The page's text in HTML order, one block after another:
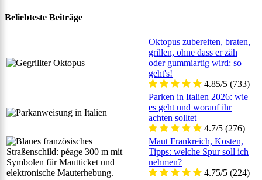
Beliebteste Beiträge
Oktopus zubereiten, braten,
grillen, ohne dass er zäh
oder gummiartig wird: so
geht's!
4.85/5 (733)
Parken in Italien 2026: wie
es geht und worauf ihr
achten solltet
4.7/5 (276)
Maut Frankreich, Kosten,
Tipps: welche Spur soll ich
nehmen?
4.75/5 (224)